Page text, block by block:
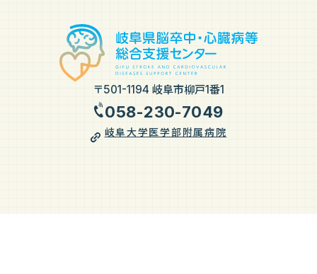
〒501-1194 岐阜市柳戸1番1
058-230-7049
岐阜大学医学部附属病院